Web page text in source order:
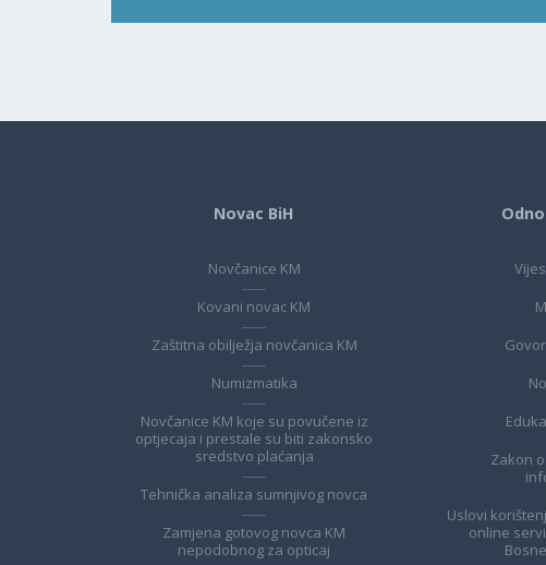
Novac BiH
Novčanice KM
Kovani novac KM
Zaštitna obilježja novčanica KM
Numizmatika
Novčanice KM koje su povučene iz
optjecaja i prestale su biti zakonsko
sredstvo plaćanja
Tehnička analiza sumnjivog novca
Zamjena gotovog novca KM
nepodobnog za opticaj
Zakon
Uslovi
online